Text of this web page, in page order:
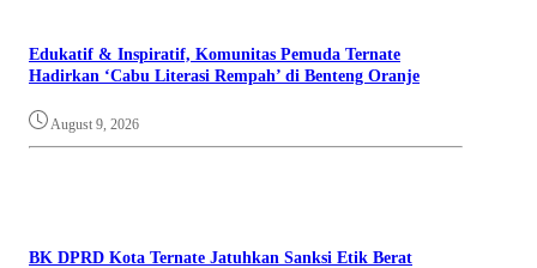
Edukatif & Inspiratif, Komunitas Pemuda Ternate
Hadirkan ‘Cabu Literasi Rempah’ di Benteng Oranje
August 9, 2026
BK DPRD Kota Ternate Jatuhkan Sanksi Etik Berat